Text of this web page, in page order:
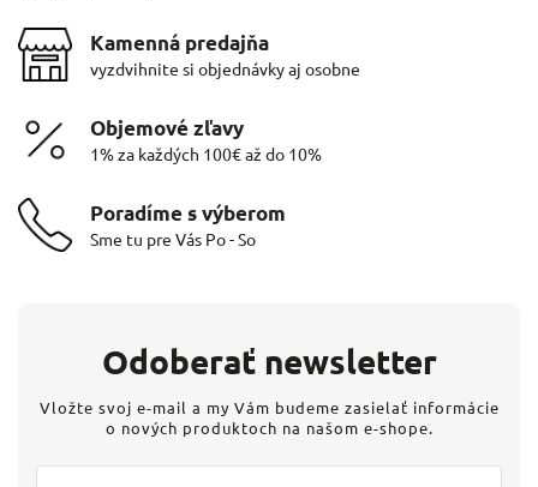
Kamenná predajňa
vyzdvihnite si objednávky aj osobne
Objemové zľavy
1% za každých 100€ až do 10%
Poradíme s výberom
Sme tu pre Vás Po - So
Odoberať newsletter
Vložte svoj e-mail a my Vám budeme zasielať informácie
o nových produktoch na našom e-shope.